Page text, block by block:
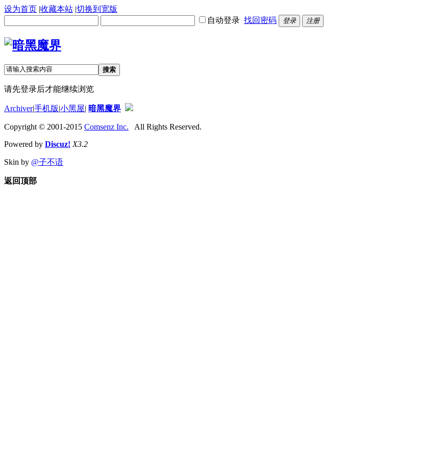
设为首页 |收藏本站 |切换到宽版
自动登录 找回密码 登录 注册
搜索
请先登录后才能继续浏览
Archiver|手机版|小黑屋| 暗黑魔界
Copyright © 2001-2015 Comsenz Inc. All Rights Reserved.
Powered by Discuz! X3.2
Skin by @子不语
返回顶部